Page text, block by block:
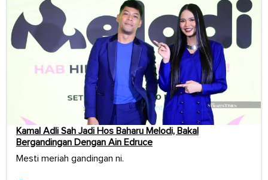
Kamal Adli Sah Jadi Hos Baharu Melodi, Bakal
Bergandingan Dengan Ain Edruce
Mesti meriah gandingan ni.